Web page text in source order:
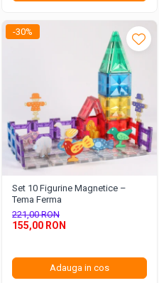
-30%
Set 10 Figurine Magnetice –
Tema Ferma
221,00 RON
155,00 RON
Adauga in cos